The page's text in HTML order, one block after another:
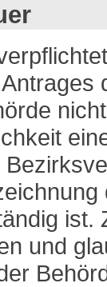
ist.
und